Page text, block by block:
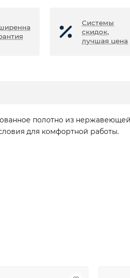
Системы
скидок,
лучшая цена
полотно из нержавеющей
для комфортной работы.